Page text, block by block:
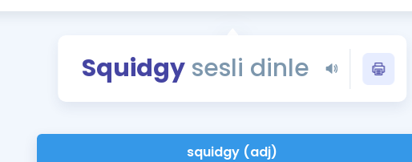
YDS - YÖKDİL
İngilizce Gramer
Squidgy sesli dinle
squidgy (adj)